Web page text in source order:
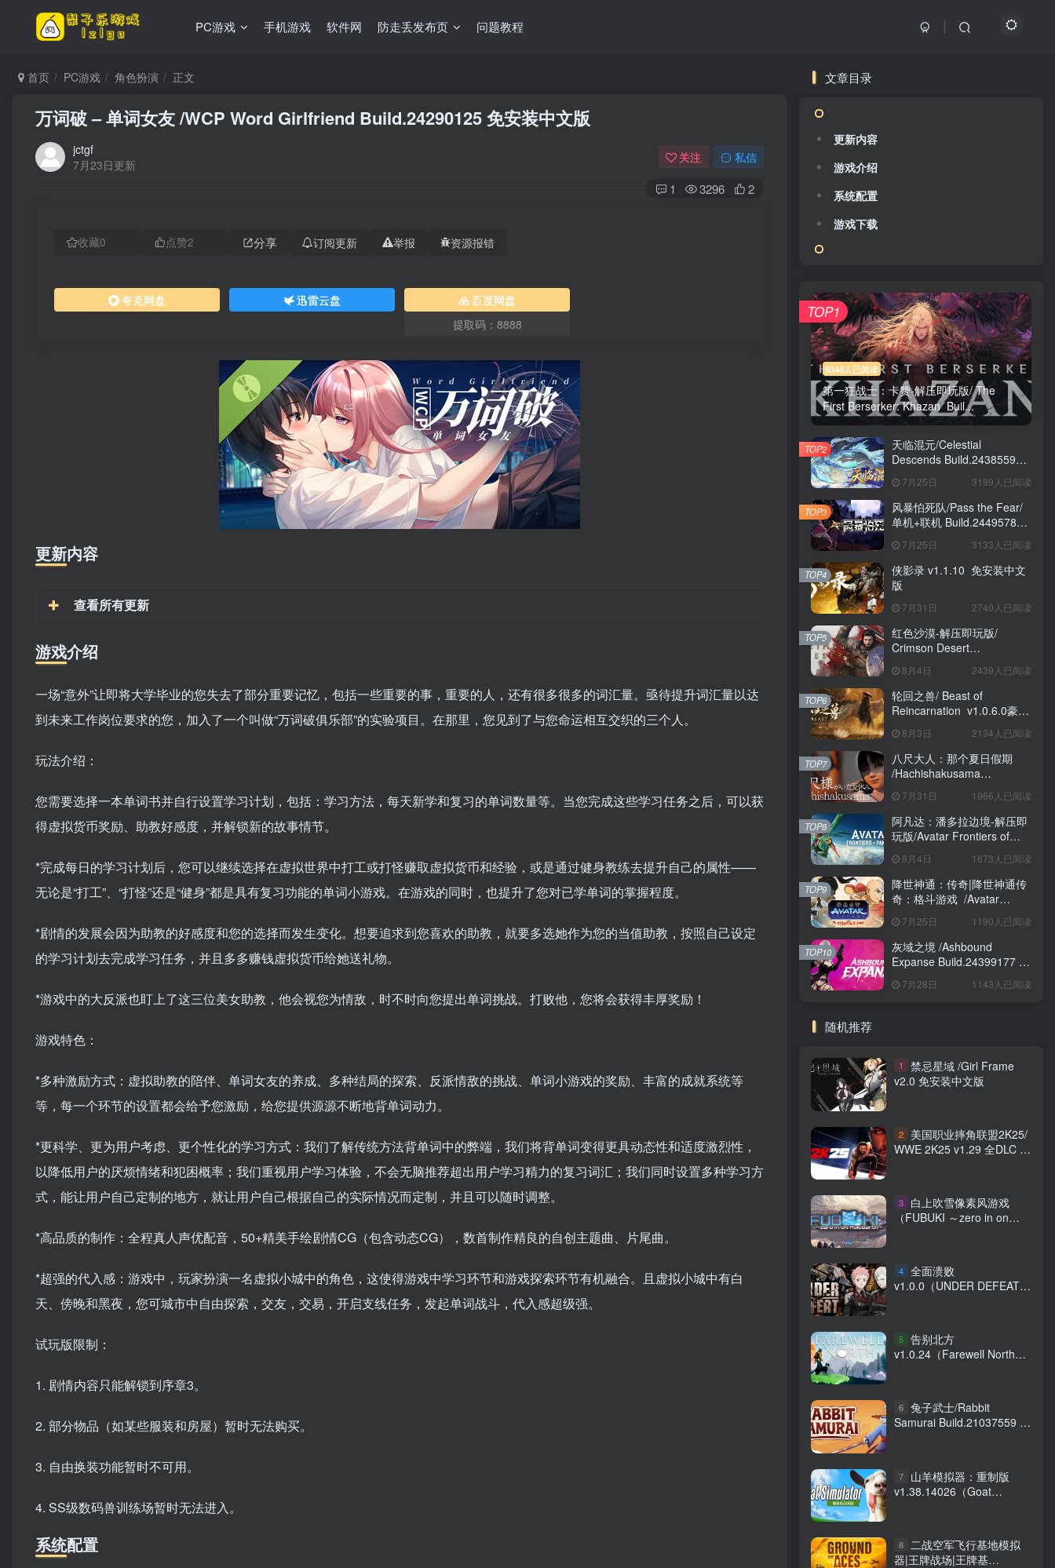
PC游戏 手机游戏 软件网 防走丢发布页 问题教程
首页 PC游戏 角色扮演 正文
万词破 – 单词女友 /WCP Word Girlfriend Build.24290125 免安装中文版
jctgf
7月23日更新
关注 私信
1 3296 2
收藏0 点赞2 分享 订阅更新 举报 资源报错
夸克网盘 迅雷云盘
百度网盘
提取码：8888
更新内容
查看所有更新
游戏介绍
一场“意外”让即将大学毕业的您失去了部分重要记忆，包括一些重要的事，重要的人，还有很多很多的词汇量。亟待提升词汇量以达
到未来工作岗位要求的您，加入了一个叫做“万词破俱乐部”的实验项目。在那里，您见到了与您命运相互交织的三个人。
玩法介绍：
您需要选择一本单词书并自行设置学习计划，包括：学习方法，每天新学和复习的单词数量等。当您完成这些学习任务之后，可以获
得虚拟货币奖励、助教好感度，并解锁新的故事情节。
*完成每日的学习计划后，您可以继续选择在虚拟世界中打工或打怪赚取虚拟货币和经验，或是通过健身教练去提升自己的属性——
无论是“打工”、“打怪”还是“健身”都是具有复习功能的单词小游戏。在游戏的同时，也提升了您对已学单词的掌握程度。
*剧情的发展会因为助教的好感度和您的选择而发生变化。想要追求到您喜欢的助教，就要多选她作为您的当值助教，按照自己设定
的学习计划去完成学习任务，并且多多赚钱虚拟货币给她送礼物。
*游戏中的大反派也盯上了这三位美女助教，他会视您为情敌，时不时向您提出单词挑战。打败他，您将会获得丰厚奖励！
游戏特色：
*多种激励方式：虚拟助教的陪伴、单词女友的养成、多种结局的探索、反派情敌的挑战、单词小游戏的奖励、丰富的成就系统等
等，每一个环节的设置都会给予您激励，给您提供源源不断地背单词动力。
*更科学、更为用户考虑、更个性化的学习方式：我们了解传统方法背单词中的弊端，我们将背单词变得更具动态性和适度激烈性，
以降低用户的厌烦情绪和犯困概率；我们重视用户学习体验，不会无脑推荐超出用户学习精力的复习词汇；我们同时设置多种学习方
式，能让用户自己定制的地方，就让用户自己根据自己的实际情况而定制，并且可以随时调整。
*高品质的制作：全程真人声优配音，50+精美手绘剧情CG（包含动态CG），数首制作精良的自创主题曲、片尾曲。
*超强的代入感：游戏中，玩家扮演一名虚拟小城中的角色，这使得游戏中学习环节和游戏探索环节有机融合。且虚拟小城中有白
天、傍晚和黑夜，您可城市中自由探索，交友，交易，开启支线任务，发起单词战斗，代入感超级强。
试玩版限制：
1. 剧情内容只能解锁到序章3。
2. 部分物品（如某些服装和房屋）暂时无法购买。
3. 自由换装功能暂时不可用。
4. SS级数码兽训练场暂时无法进入。
系统配置
文章目录
更新内容
游戏介绍
系统配置
游戏下载
6348人已阅读
第一狂战士：卡赞-解压即玩版/ The
First Berserker: Khazan Buil...
TOP1
天临混元/Celestial
Descends Build.24385591
7月25日 3199人已阅读
TOP2
风暴怕死队/Pass the Fear/
单机+联机 Build.24495782
7月25日 3133人已阅读
TOP3
侠影录 v1.1.10 免安装中文
版
7月31日 2740人已阅读
TOP4
红色沙漠-解压即玩版/
Crimson Desert
安装中文版
8月4日 2439人已阅读
TOP5
轮回之兽/ Beast of
Reincarnation v1.0.6.0豪华
8月3日 2134人已阅读
TOP6
八尺大人：那个夏日假期
/Hachishakusama
版 7月31日 1966人已阅读
TOP7
阿凡达：潘多拉边境-解压即
玩版/Avatar Frontiers of
安装中文版
8月4日 1673人已阅读
TOP8
降世神通：传奇|降世神通传
奇：格斗游戏 /Avatar
Game Build.24421547 免安
装英文版
7月25日 1190人已阅读
TOP9
灰域之境 /Ashbound
Expanse Build.24399177 免
7月28日 1143人已阅读
TOP10
随机推荐
1
禁忌星域 /Girl Frame
v2.0 免安装中文版
2
美国职业摔角联盟2K25/
WWE 2K25 v1.29 全DLC 免
3
白上吹雪像素风游戏
（FUBUKI ～zero in on
4 全面溃败
v1.0.0（UNDER DEFEAT）
5 告别北方
v1.0.24（Farewell North）
6 兔子武士/Rabbit
Samurai Build.21037559 免
7
山羊模拟器：重制版
v1.38.14026（Goat
8
二战空军飞行基地模拟
器|王牌战场|王牌基